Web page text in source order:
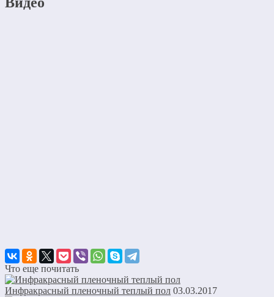
Что еще почитать
Инфракрасный пленочный теплый пол 03.03.2017